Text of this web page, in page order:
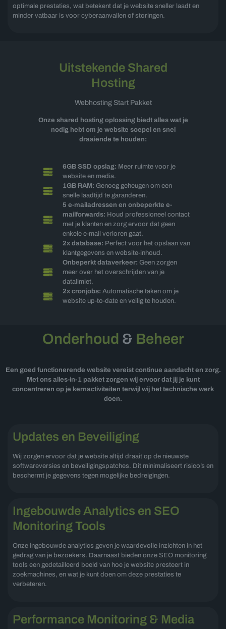
optimale prestaties, wat betekent dat je website sneller laadt en
minder vatbaar is voor cyberaanvallen of storingen.
Uitstekende Shared
Hosting
Webhosting Start Pakket
Onze shared hosting oplossing biedt alles wat je
nodig hebt om je website soepel en snel
draaiende te houden:
6GB SSD opslag: Meer ruimte voor je
website en media.
1GB RAM: Genoeg geheugen om een
snelle laadtijd te garanderen.
5 e-mailadressen en onbeperkte e-
mailforwards: Houd professioneel contact
met je klanten en zorg ervoor dat geen
enkele e-mail verloren gaat.
2x database: Perfect voor het opslaan van
klantgegevens en website-inhoud.
Onbeperkt dataverkeer: Geen zorgen
meer over het overschrijden van je
datalimiet.
2x cronjobs: Automatische taken om je
website up-to-date en veilig te houden.
Onderhoud & Beheer
Een goed functionerende website vereist continue aandacht en zorg.
Met ons alles-in-1 pakket zorgen wij ervoor dat jij je kunt
concentreren op je kernactiviteiten terwijl wij het technische werk
doen.
Updates en Beveiliging
Wij zorgen ervoor dat je website altijd draait op de nieuwste
softwareversies en beveiligingspatches. Dit minimaliseert risico’s en
beschermt je gegevens tegen mogelijke bedreigingen.
Ingebouwde Analytics en SEO
Monitoring Tools
Onze ingebouwde analytics geven je waardevolle inzichten in het
gedrag van je bezoekers. Daarnaast bieden onze SEO monitoring
tools een gedetailleerd beeld van hoe je website presteert in
zoekmachines, en wat je kunt doen om deze prestaties te
verbeteren.
Performance Monitoring & Media